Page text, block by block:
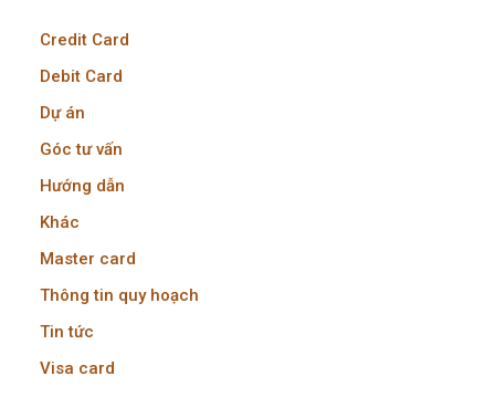
Credit Card
Debit Card
Dự án
Góc tư vấn
Hướng dẫn
Khác
Master card
Thông tin quy hoạch
Tin tức
Visa card